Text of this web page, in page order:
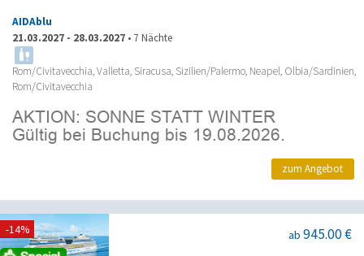
AIDAblu
21.03.2027 - 28.03.2027 • 7 Nächte
Rom/Civitavecchia, Valletta, Siracusa, Sizilien/Palermo, Neapel, Olbia/Sardinien,
Rom/Civitavecchia
zum Angebot
ab 945.00 €
-14%